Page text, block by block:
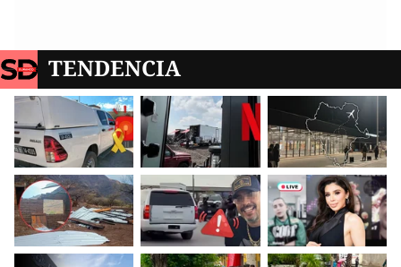
TENDENCIA